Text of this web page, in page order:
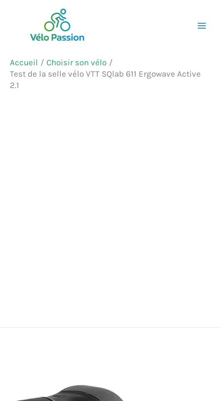
contenu
Accueil
Choisir son vélo
Test de la selle vélo VTT SQlab 611 Ergowave Active
2.1